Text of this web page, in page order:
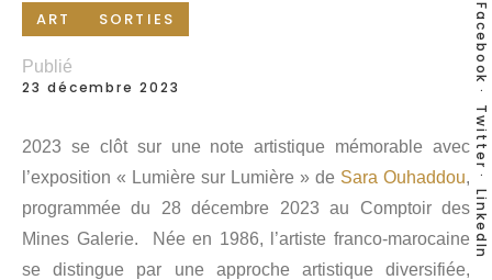
Facebook
Twitter
LinkedIn
ART SORTIES
Publié
23 décembre 2023
2023 se clôt sur une note artistique mémorable avec
l’exposition « Lumière sur Lumière » de Sara Ouhaddou,
programmée du 28 décembre 2023 au Comptoir des
Mines Galerie.
Née en 1986, l’artiste franco-marocaine
se distingue par une approche artistique diversifiée,